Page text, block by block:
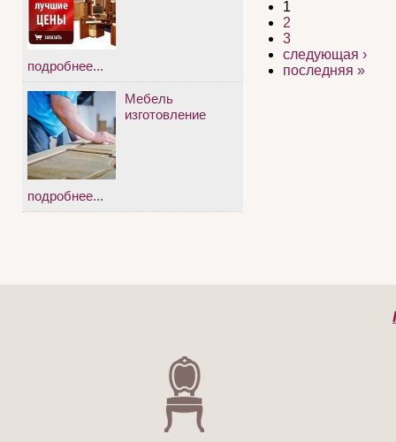
1
2
3
следующая ›
последняя »
подробнее...
Мебель
изготовление
подробнее...